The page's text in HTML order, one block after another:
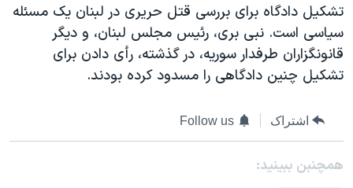
دادگاه حمید نوری
چهل سال گروگان‌گیری
قانون شفافیت دارائی کادر رهبری ایران
اسرائیل در جنگ
نرگس محمدی برنده جایزه نوبل صلح
تشکیل دادگاه برای بررسی قتل حریری در لبنان یک مسئله
سیاسی است. نبی بری، رئیس مجلس لبنان، و دیگر
قانونگزاران طرفدار سوریه، در گذشته، رأی دادن برای
تشکیل چنین دادگاهی را مسدود کرده بودند.
اشتراک Follow us
همچنبن ببینید: